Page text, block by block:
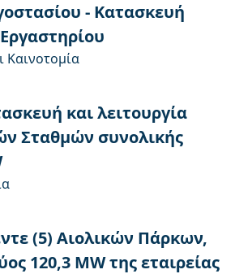
- Κατασκευή
Καινοτομία
και λειτουργία
Σταθμών συνολικής
(5) Αιολικών Πάρκων,
120,3 MW της εταιρείας